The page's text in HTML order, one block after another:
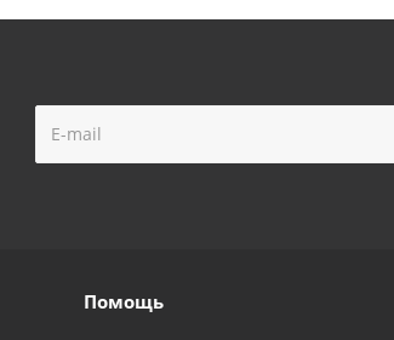
Помощь